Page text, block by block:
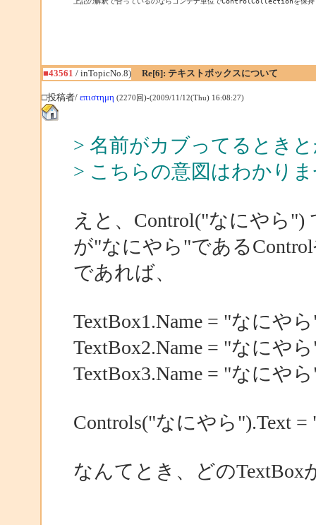
■43561 / inTopicNo.8) Re[6]: テキストボックスについて
□投稿者/ επιστημη (2270回)-(2009/11/12(Thu) 16:08:27)
> 名前がカブってるとき
> こちらの意図はわかり
えと、Control("なにやら")
が"なにやら"である
であれば、
TextBox1.Name = "なにや
TextBox2.Name = "なにや
TextBox3.Name = "なにや
Controls("なにやら").Text
なんてとき、どのTextBox